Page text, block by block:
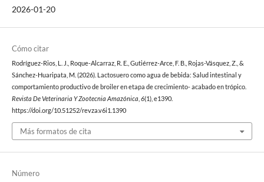
2026-01-20
Cómo citar
Rodríguez-Rios, L. J., Roque-Alcarraz, R. E., Gutiérrez-Arce, F. B., Rojas-Vásquez, Z., &
Sánchez-Huaripata, M. (2026). Lactosuero como agua de bebida: Salud intestinal y
comportamiento productivo de broiler en etapa de crecimiento- acabado en trópico.
Revista De Veterinaria Y Zootecnia Amazónica 6(1), e1390.
https://doi.org/10.51252/revza.v6i1.1390
Más formatos de cita
Número